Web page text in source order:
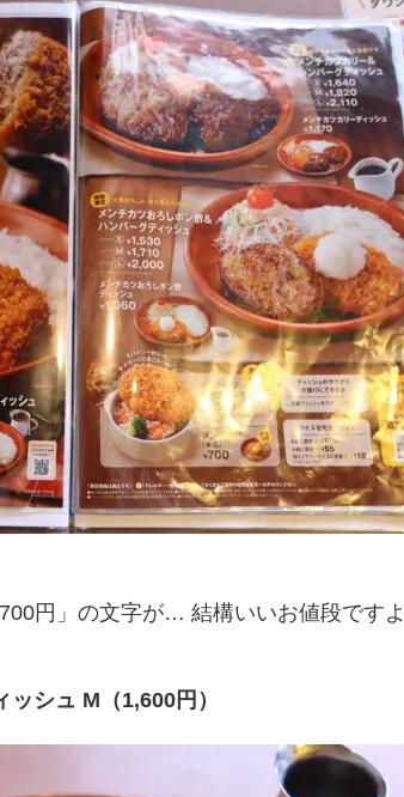
円」の文字が… 結構いいお値段ですよ
シュ M（1,600円）